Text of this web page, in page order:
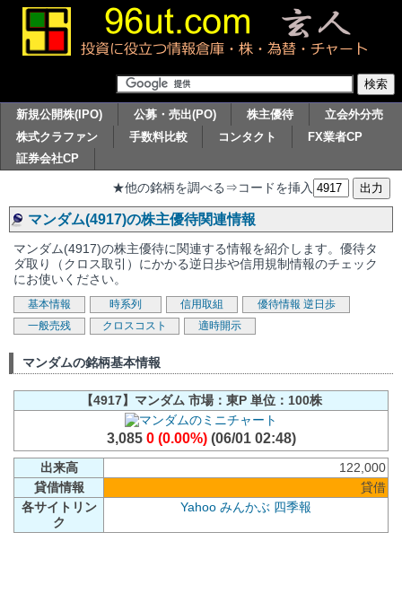
新規公開株(IPO) 公募・売出(PO) 株主優待
立会外分売
株式クラファン
手数料比較 コンタクト
FX業者CP
証券会社CP
★他の銘柄を調べる⇒コードを挿入
マンダム(4917)の株主優待関連情報
マンダム(4917)の株主優待に関連する情報を紹介します。優待タ
ダ取り（クロス取引）にかかる逆日歩や信用規制情報のチェック
にお使いください。
基本情報 時系列 信用取組 優待情報 逆日歩
一般売残
クロスコスト 適時開示
マンダムの銘柄基本情報
【4917】マンダム 市場：東P 単位：100株
3,085 0 (0.00%)(06/01 02:48)
出来高
122,000
貸借情報
貸借
各サイトリン
ク
Yahoo みんかぶ 四季報